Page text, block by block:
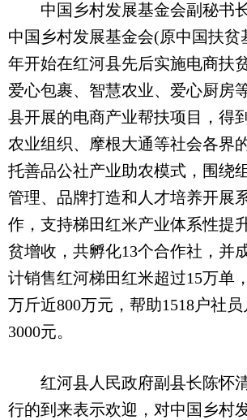
中国乡村发展基金会副秘书长
中国乡村发展基金会(原中国扶贫
年开始在红河县先后实施电商扶
爱心包裹、智慧农业、爱心厨房
县开展的电商产业帮扶项目，得
农业组织、摩根大通等社会各界
托善品公社产业助农模式，围绕
管理、品牌打造和人才培养开展
作，支持梯田红米产业体系性提
贫增收，共孵化13个合作社，并
计销售红河梯田红米超过15万单
万斤近800万元，帮助1518户社
3000元。
红河县人民政府副县长陈怀
行的到来表示欢迎，对中国乡村